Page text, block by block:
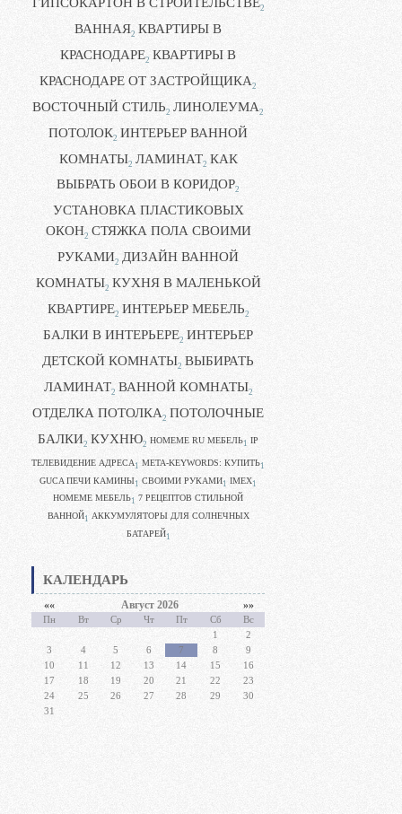
2
ВАННАЯ2 КВАРТИРЫ В
КРАСНОДАРЕ2 КВАРТИРЫ В
КРАСНОДАРЕ ОТ ЗАСТРОЙЩИКА2
ВОСТОЧНЫЙ СТИЛЬ2 ЛИНОЛЕУМА2
ПОТОЛОК2 ИНТЕРЬЕР ВАННОЙ
КОМНАТЫ2 ЛАМИНАТ2 КАК
ВЫБРАТЬ ОБОИ В КОРИДОР2
УСТАНОВКА ПЛАСТИКОВЫХ
ОКОН2 СТЯЖКА ПОЛА СВОИМИ
РУКАМИ2 ДИЗАЙН ВАННОЙ
КОМНАТЫ2 КУХНЯ В МАЛЕНЬКОЙ
КВАРТИРЕ2 ИНТЕРЬЕР МЕБЕЛЬ2
БАЛКИ В ИНТЕРЬЕРЕ2 ИНТЕРЬЕР
ДЕТСКОЙ КОМНАТЫ2 ВЫБИРАТЬ
ЛАМИНАТ2 ВАННОЙ КОМНАТЫ2
ОТДЕЛКА ПОТОЛКА2 ПОТОЛОЧНЫЕ
БАЛКИ2 КУХНЮ2 HOMEME RU МЕБЕЛЬ1 IP
ТЕЛЕВИДЕНИЕ АДРЕСА 1 META-KEYWORDS: КУПИТЬ1
GUCA ПЕЧИ КАМИНЫ1 CВОИМИ РУКАМИ1 IMEX1
HOMEME МЕБЕЛЬ1 7 РЕЦЕПТОВ СТИЛЬНОЙ
ВАННОЙ1 АККУМУЛЯТОРЫ ДЛЯ СОЛНЕЧНЫХ
БАТАРЕЙ1
КАЛЕНДАРЬ
«« Август 2026 »»
Пн Вт Ср Чт Пт Сб
Вс
1
2
3
4 5 6 7 8
9
10
11 12 13 14 15
16
17
18 19 20 21 22
23
24
25 26 27 28 29
30
31